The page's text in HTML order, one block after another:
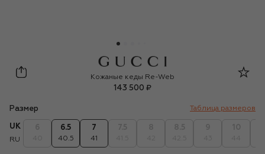
Gucci
Кожаные кеды Re-Web
143 500 ₽
Размер Таблица размеров
UK
RU
6.5
40.5
7
41